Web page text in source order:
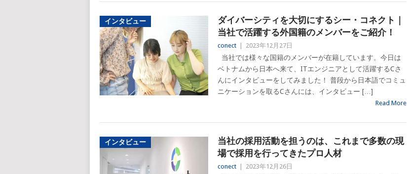
インタビュー
ダイバーシティを大切にするシー・コネクト｜
当社で活躍する外国籍のメンバーをご紹介！
conect 2023年12月27日
当社では様々な国籍のメンバーが在籍しています。今日は
ベトナムから日本へ来て、ITエンジニアとして活躍するCさ
んにインタビューをしてみました！ 普段から日本語でコミュ
ニケーションを取るCさんには、インタビュー […]
Read More
インタビュー
当社の採用活動を担うのは、これまで多数の現
場で採用を行ってきたプロ人材
conect 2023年12月26日